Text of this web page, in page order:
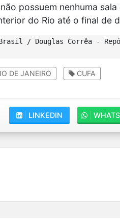
possuem nenhuma
do Rio até o final de
/ Douglas Corrêa -
DE JANEIRO CUFA
LINKEDIN